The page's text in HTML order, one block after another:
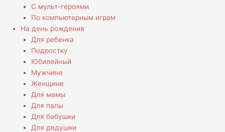
С мульт-героями
По компьютерным играм
На день рождения
Для ребенка
Подростку
Юбилейный
Мужчине
Женщине
Для мамы
Для папы
Для бабушки
Для дедушки